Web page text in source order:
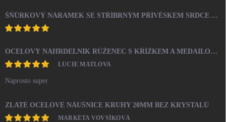
ŠŇŮRKOVÝ NÁRAMEK SE STŘÍBRNÝM PŘÍVĚSKEM SRDCE A KRYSTALY SWAROVSKI CRYSTAL (STŘÍBRO 925/1000)
OCELOVÝ NÁHRDELNÍK RŮŽENEC S KŘÍŽKEM A MEDAILONEM
LUCIE MATLOVA
Naprosto super
ZLATÉ OCELOVÉ NÁUŠNICE KRUHY 20MM BEZ KRYSTALŮ
MARKÉTA VOVSÍKOVÁ